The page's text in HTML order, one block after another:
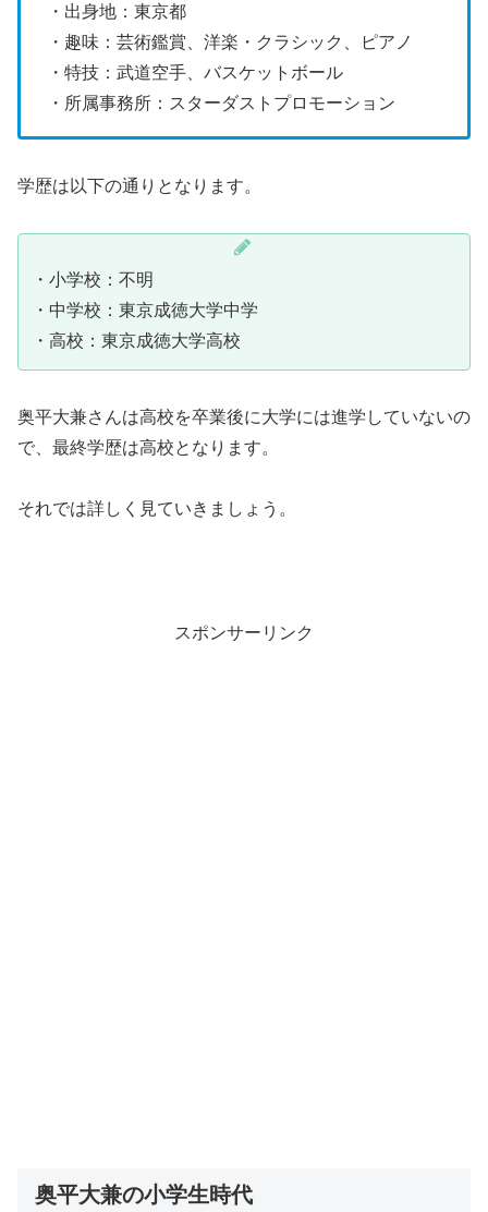
・出身地：東京都
・趣味：芸術鑑賞、洋楽・クラシック、ピアノ
・特技：武道空手、バスケットボール
・所属事務所：スターダストプロモーション
学歴は以下の通りとなります。
・小学校：不明
・中学校：東京成徳大学中学
・高校：東京成徳大学高校
奥平大兼さんは高校を卒業後に大学には進学していないの
で、最終学歴は高校となります。
それでは詳しく見ていきましょう。
スポンサーリンク
奥平大兼の小学生時代